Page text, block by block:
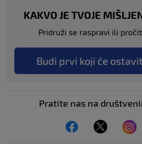
KAKVO JE TVOJE
Pridruži se raspravi ili
Budi prvi koji će
Pratite nas na